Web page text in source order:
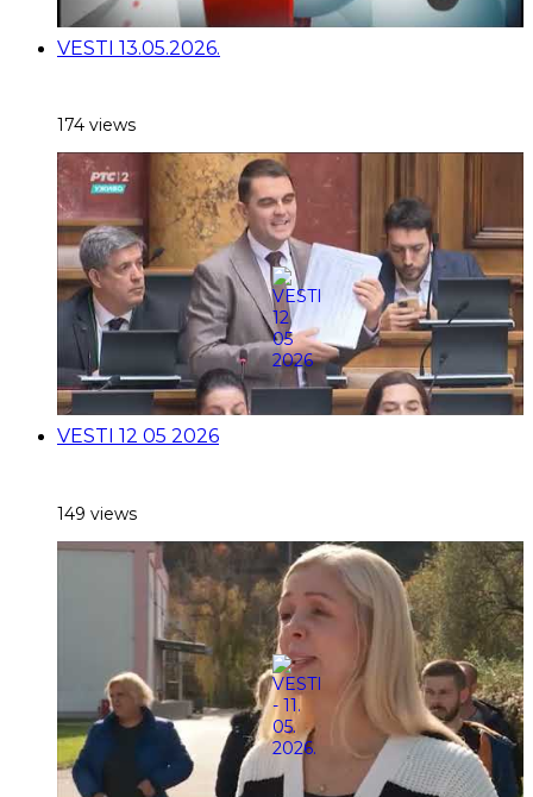
VESTI 13.05.2026.
174 views
VESTI 12 05 2026
149 views